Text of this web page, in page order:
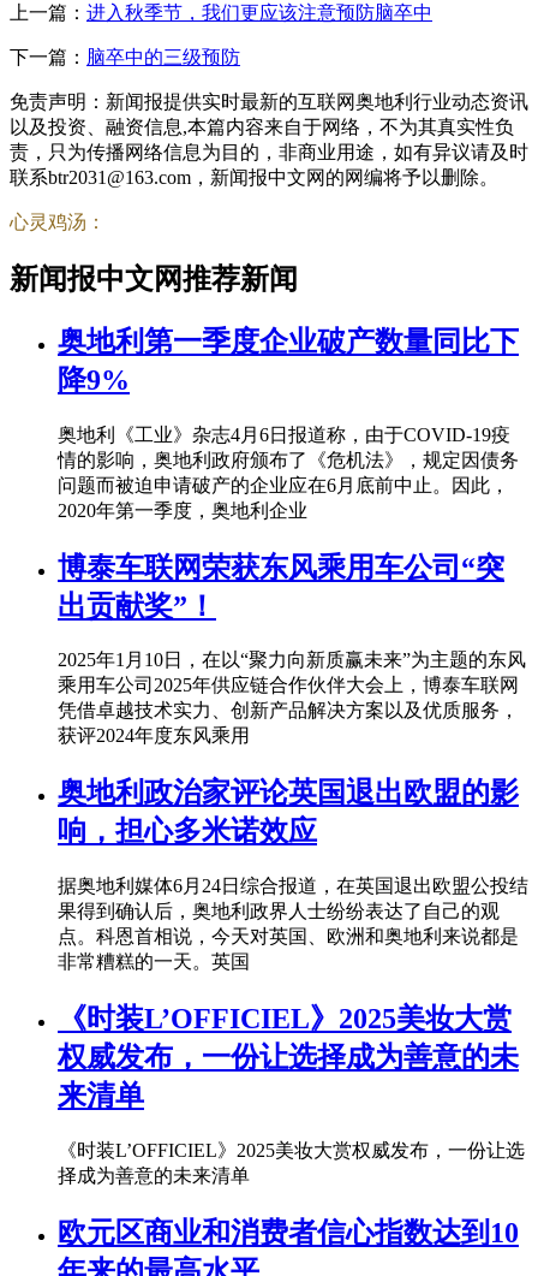
上一篇： 进入秋季节，我们更应该注意预防脑卒中
下一篇： 脑卒中的三级预防
免责声明：新闻报提供实时最新的互联网奥地利行业动态资讯
以及投资、融资信息,本篇内容来自于网络，不为其真实性负
责，只为传播网络信息为目的，非商业用途，如有异议请及时
联系btr2031@163.com，新闻报中文网的网编将予以删除。
心灵鸡汤：
新闻报中文网推荐新闻
奥地利第一季度企业破产数量同比下
降9%
奥地利《工业》杂志4月6日报道称，由于COVID-19疫
情的影响，奥地利政府颁布了《危机法》，规定因债务
问题而被迫申请破产的企业应在6月底前中止。因此，
2020年第一季度，奥地利企业
博泰车联网荣获东风乘用车公司“突
出贡献奖”！
2025年1月10日，在以“聚力向新质赢未来”为主题的东风
乘用车公司2025年供应链合作伙伴大会上，博泰车联网
凭借卓越技术实力、创新产品解决方案以及优质服务，
获评2024年度东风乘用
奥地利政治家评论英国退出欧盟的影
响，担心多米诺效应
据奥地利媒体6月24日综合报道，在英国退出欧盟公投结
果得到确认后，奥地利政界人士纷纷表达了自己的观
点。科恩首相说，今天对英国、欧洲和奥地利来说都是
非常糟糕的一天。英国
《时装L’OFFICIEL》2025美妆大赏
权威发布，一份让选择成为善意的未
来清单
《时装L’OFFICIEL》2025美妆大赏权威发布，一份让选
择成为善意的未来清单
欧元区商业和消费者信心指数达到10